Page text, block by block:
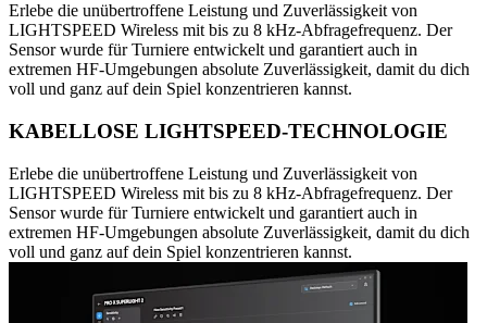
Erlebe die unübertroffene Leistung und Zuverlässigkeit von
LIGHTSPEED Wireless mit bis zu 8 kHz-Abfragefrequenz. Der
Sensor wurde für Turniere entwickelt und garantiert auch in
extremen HF-Umgebungen absolute Zuverlässigkeit, damit du dich
voll und ganz auf dein Spiel konzentrieren kannst.
KABELLOSE LIGHTSPEED-TECHNOLOGIE
Erlebe die unübertroffene Leistung und Zuverlässigkeit von
LIGHTSPEED Wireless mit bis zu 8 kHz-Abfragefrequenz. Der
Sensor wurde für Turniere entwickelt und garantiert auch in
extremen HF-Umgebungen absolute Zuverlässigkeit, damit du dich
voll und ganz auf dein Spiel konzentrieren kannst.